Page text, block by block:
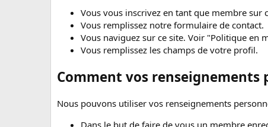
Vous vous inscrivez en tant que membre sur
Vous remplissez notre formulaire de contact.
Vous naviguez sur ce site. Voir "Politique en
Vous remplissez les champs de votre profil.
Comment vos renseignements
Nous pouvons utiliser vos renseignements
Dans le but de faire de vous un membre